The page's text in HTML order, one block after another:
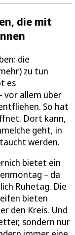
die mit
die
zu tun
es
vor allem über
So hat
Dort kann,
geht, in
werden.
bietet ein
– da
Ruhetag. Die
bieten
den Kreis. Und
sondern nur